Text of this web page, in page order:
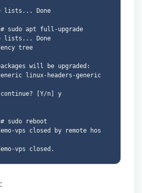
lists... Done
sudo apt full-upgrade
lists... Done
tree
will be upgraded:
continue? [Y/n] y
sudo reboot
vps closed by remote hos